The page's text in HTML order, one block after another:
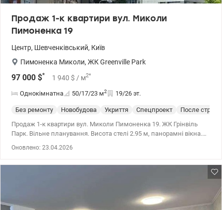
Продаж 1-к квартири вул. Миколи
Пимоненка 19
Центр, Шевченківський, Київ
Пимоненка Миколи, ЖК Greenville Park
97 000 $* 1 940 $ / м2*
Однокімнатна 50/17/23 м2 19/26 эт.
Без ремонту Новобудова Укриття Спецпроект
После
Продаж 1-к квартири вул. Миколи Пимоненка 19. ЖК Грінвіль
Парк. Вільне планування. Висота стелі 2.95 м, панорамні вікна.
Оновлено: 23.04.2026